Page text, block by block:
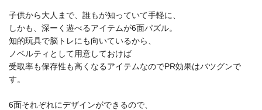
子供から大人まで、誰もが知っていて手軽に、
しかも、深ーく遊べるアイテムが6面パズル。
知的玩具で脳トレにも向いているから、
ノベルティとして用意しておけば
受取率も保存性も高くなるアイテムなのでPR効果はバツグンで
す。
6面それぞれにデザインができるので、